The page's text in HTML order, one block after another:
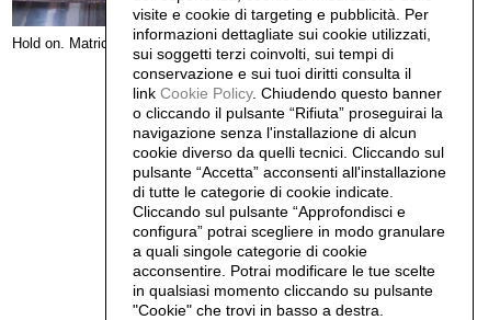
Hold on. Matrici.
visite e cookie di targeting e pubblicità. Per
informazioni dettagliate sui cookie utilizzati,
sui soggetti terzi coinvolti, sui tempi di
conservazione e sui tuoi diritti consulta il
link Cookie Policy. Chiudendo questo banner
o cliccando il pulsante “Rifiuta” proseguirai la
navigazione senza l'installazione di alcun
cookie diverso da quelli tecnici. Cliccando sul
pulsante “Accetta” acconsenti all'installazione
di tutte le categorie di cookie indicate.
Cliccando sul pulsante “Approfondisci e
configura” potrai scegliere in modo granulare
a quali singole categorie di cookie
acconsentire. Potrai modificare le tue scelte
in qualsiasi momento cliccando su pulsante
"Cookie" che trovi in basso a destra.